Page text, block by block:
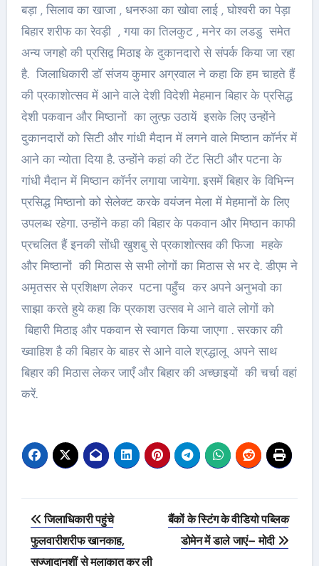
बड़ा , सिलाव का खाजा , धनरुआ का खोवा लाई , घोश्वरी का पेड़ा
बिहार शरीफ का रेवड़ी , गया का तिलकुट , मनेर का लडडु समेत
अन्य जगहो की प्रसिद्व मिठाइ के दुकानदारो से संपर्क किया जा रहा
है. जिलाधिकारी डॉ संजय कुमार अग्रवाल ने कहा कि हम चाहते हैं
की प्रकाशोत्सव में आने वाले देशी विदेशी मेहमान बिहार के प्रसिद्ध
देशी पकवान और मिष्ठानों का लुत्फ़ उठायें इसके लिए उन्होंने
दुकानदारों को सिटी और गांधी मैदान में लगने वाले मिष्ठान कॉर्नर में
आने का न्योता दिया है. उन्होंने कहां की टेंट सिटी और पटना के
गांधी मैदान में मिष्ठान कॉर्नर लगाया जायेगा. इसमें बिहार के विभिन्न
प्रसिद्ध मिष्ठानो को सेलेक्ट करके वयंजन मेला में मेहमानों के लिए
उपलब्ध रहेगा. उन्होंने कहा की बिहार के पकवान और मिष्ठान काफी
प्रचलित हैं इनकी सोंधी खुशबु से प्रकाशोत्सव की फिजा महके
और मिष्ठानों की मिठास से सभी लोगों का मिठास से भर दे. डीएम ने
अमृतसर से प्रशिक्षण लेकर पटना पहुँच कर अपने अनुभवो का
साझा करते हुये कहा कि प्रकाश उत्सव मे आने वाले लोगों को
बिहारी मिठाइ और पकवान से स्वागत किया जाएगा . सरकार की
ख्वाहिश है की बिहार के बाहर से आने वाले श्रद्धालू अपने साथ
बिहार की मिठास लेकर जाएँ और बिहार की अच्छाइयों की चर्चा वहां
करें.
Post
navigation
जिलाधिकारी पहुंचे
फुलवारीशरीफ खानकाह,
सज्जादानशीं से मुलाकात कर ली
बैंकों के स्टिंग के वीडियो पब्लिक
डोमेन में डाले जाएं– मोदी